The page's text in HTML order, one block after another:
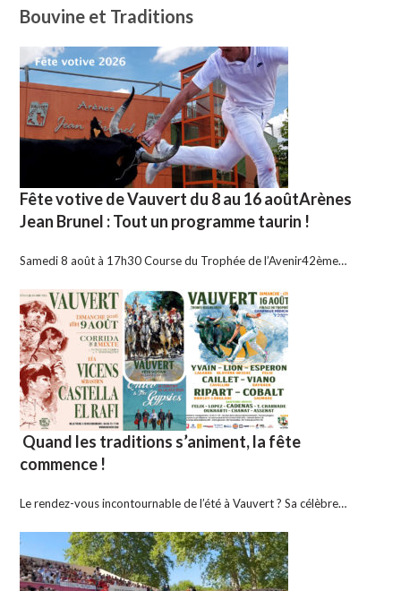
Bouvine et Traditions
Fête votive de Vauvert du 8 au 16 aoûtArènes
Jean Brunel : Tout un programme taurin !
Samedi 8 août à 17h30 Course du Trophée de l’Avenir42ème…
Quand les traditions s’animent, la fête
commence !
Le rendez-vous incontournable de l’été à Vauvert ? Sa célèbre…